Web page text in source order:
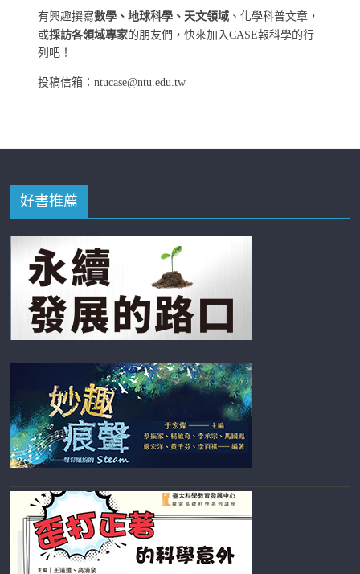
有興趣撰寫數學、地球科學、天文領域 、化學科普文章，
或採訪各領域專家的朋友們，快來加入CASE報科學的行
列吧！
投稿信箱：ntucase@ntu.edu.tw
好書推薦